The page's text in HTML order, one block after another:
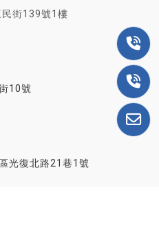
街139號1樓
10號
光復北路21巷1號